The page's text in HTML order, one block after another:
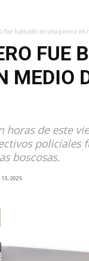
fue baleado en una pierna en
FUE
MEDIO
horas de este
policiales
boscosas.
13, 2025